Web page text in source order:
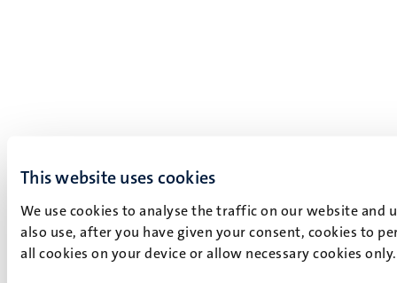
This website uses cookies
We use cookies to analyse the traffic on our website and
also use, after you have given your consent, cookies to
all cookies on your device or allow necessary cookies